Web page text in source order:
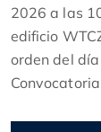
2026 a las
edificio
orden del
Convocatoria